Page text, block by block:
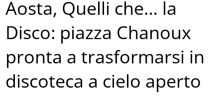
Aosta, Quelli che… la
Disco: piazza Chanoux
pronta a trasformarsi in
discoteca a cielo aperto